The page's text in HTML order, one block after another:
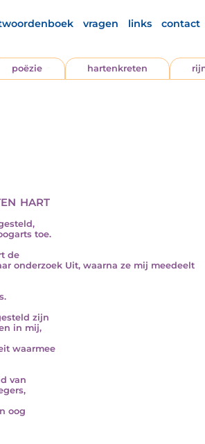
vragen links contact
poëzie hartenkreten
hart
toe.
de
onderzoek Uit, waarna ze mij meedeelt
zijn
in mij,
waarmee
van
oog